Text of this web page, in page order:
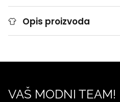
Opis proizvoda
VAŠ MODNI TEAM!